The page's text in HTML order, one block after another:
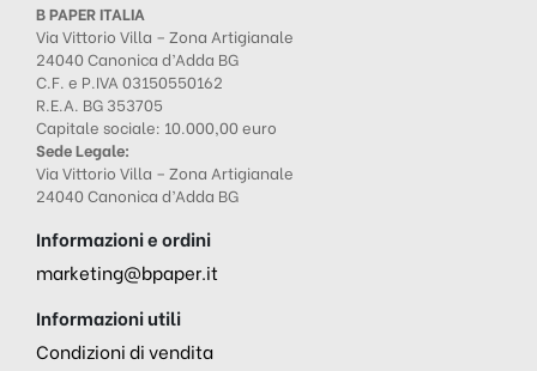
B PAPER ITALIA
Via Vittorio Villa – Zona Artigianale
24040 Canonica d’Adda BG
C.F. e P.IVA 03150550162
R.E.A. BG 353705
Capitale sociale: 10.000,00 euro
Sede Legale:
Via Vittorio Villa – Zona Artigianale
24040 Canonica d’Adda BG
Informazioni e ordini
marketing@bpaper.it
Informazioni utili
Condizioni di vendita